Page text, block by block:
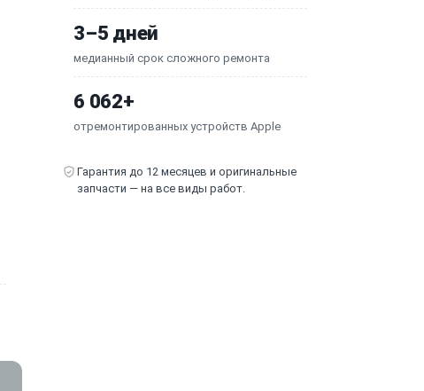
3–5 дней
медианный срок сложного ремонта
6 062+
отремонтированных устройств Apple
Гарантия до 12 месяцев и оригинальные
запчасти — на все виды работ.